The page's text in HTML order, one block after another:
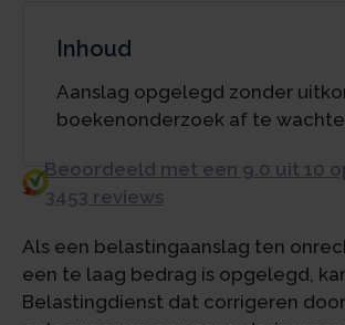
Inhoud
Aanslag opgelegd zonder
boekenonderzoek af te
Beoordeeld met een 9.0 uit 10
3453 reviews
Als een belastingaanslag ten
een te laag bedrag is opgelegd,
Belastingdienst dat corrigeren